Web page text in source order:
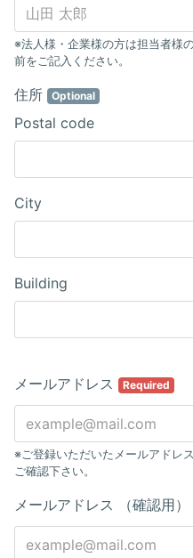
※法人様・企業様の方は担当者様
前をご記入ください。
住所 Optional
Postal code
City
Building
メールアドレス Required
※ご登録いただいたメールアドレ
ご確認下さい。
メールアドレス （確認用）